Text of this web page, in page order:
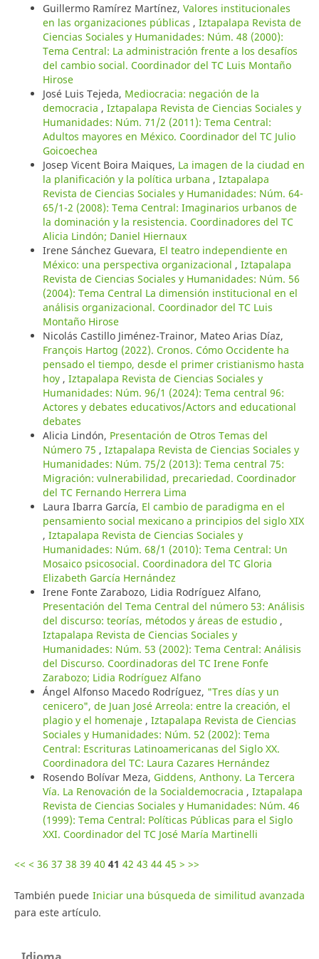
Guillermo Ramírez Martínez, Valores institucionales
en las organizaciones públicas , Iztapalapa Revista de
Ciencias Sociales y Humanidades: Núm. 48 (2000):
Tema Central: La administración frente a los desafíos
del cambio social. Coordinador del TC Luis Montaño
Hirose
José Luis Tejeda, Mediocracia: negación de la
democracia , Iztapalapa Revista de Ciencias Sociales y
Humanidades: Núm. 71/2 (2011): Tema Central:
Adultos mayores en México. Coordinador del TC Julio
Goicoechea
Josep Vicent Boira Maiques, La imagen de la ciudad en
la planificación y la política urbana , Iztapalapa
Revista de Ciencias Sociales y Humanidades: Núm. 64-
65/1-2 (2008): Tema Central: Imaginarios urbanos de
la dominación y la resistencia. Coordinadores del TC
Alicia Lindón; Daniel Hiernaux
Irene Sánchez Guevara, El teatro independiente en
México: una perspectiva organizacional , Iztapalapa
Revista de Ciencias Sociales y Humanidades: Núm. 56
(2004): Tema Central La dimensión institucional en el
análisis organizacional. Coordinador del TC Luis
Montaño Hirose
Nicolás Castillo Jiménez-Trainor, Mateo Arias Díaz,
François Hartog (2022). Cronos. Cómo Occidente ha
pensado el tiempo, desde el primer cristianismo hasta
hoy , Iztapalapa Revista de Ciencias Sociales y
Humanidades: Núm. 96/1 (2024): Tema central 96:
Actores y debates educativos/Actors and educational
debates
Alicia Lindón, Presentación de Otros Temas del
Número 75 , Iztapalapa Revista de Ciencias Sociales y
Humanidades: Núm. 75/2 (2013): Tema central 75:
Migración: vulnerabilidad, precariedad. Coordinador
del TC Fernando Herrera Lima
Laura Ibarra García, El cambio de paradigma en el
pensamiento social mexicano a principios del siglo XIX
, Iztapalapa Revista de Ciencias Sociales y
Humanidades: Núm. 68/1 (2010): Tema Central: Un
Mosaico psicosocial. Coordinadora del TC Gloria
Elizabeth García Hernández
Irene Fonte Zarabozo, Lidia Rodríguez Alfano,
Presentación del Tema Central del número 53: Análisis
del discurso: teorías, métodos y áreas de estudio ,
Iztapalapa Revista de Ciencias Sociales y
Humanidades: Núm. 53 (2002): Tema Central: Análisis
del Discurso. Coordinadoras del TC Irene Fonfe
Zarabozo; Lidia Rodríguez Alfano
Ángel Alfonso Macedo Rodríguez, "Tres días y un
cenicero", de Juan José Arreola: entre la creación, el
plagio y el homenaje , Iztapalapa Revista de Ciencias
Sociales y Humanidades: Núm. 52 (2002): Tema
Central: Escrituras Latinoamericanas del Siglo XX.
Coordinadora del TC: Laura Cazares Hernández
Rosendo Bolívar Meza, Giddens, Anthony. La Tercera
Vía. La Renovación de la Socialdemocracia , Iztapalapa
Revista de Ciencias Sociales y Humanidades: Núm. 46
(1999): Tema Central: Políticas Públicas para el Siglo
XXI. Coordinador del TC José María Martinelli
<< < 36 37 38 39 40 41 42 43 44 45 > >>
También puede Iniciar una búsqueda de similitud avanzada
para este artículo.